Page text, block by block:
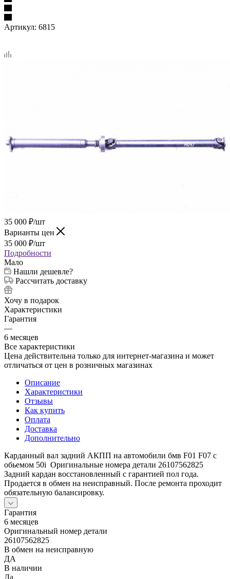
Артикул: 6815
35 000 ₽/шт
Варианты цен
35 000 ₽/шт
Подробности
Мало
Нашли дешевле?
Рассчитать доставку
Хочу в подарок
Характеристики
Гарантия
—
6 месяцев
Все характеристики
Цена действительна только для интернет-магазина и может
отличаться от цен в розничных магазинах
Описание
Характеристики
Отзывы
Как купить
Оплата
Доставка
Дополнительно
Карданный вал задний АКПП на автомобили бмв F01 F07 с
обьемом 50i Оригинальные номера детали 26107562825
Задний кардан восстановленный с гарантией пол года.
Продается в обмен на неисправный. После ремонта проходит
обязательную балансировку.
Гарантия
6 месяцев
Оригинальный номер детали
26107562825
В обмен на неисправную
ДА
В наличии
Да